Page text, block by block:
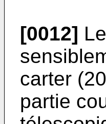
[0012]
carter
partie